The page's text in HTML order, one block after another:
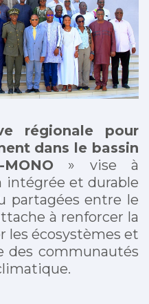
régionale pour
dans le bassin
» vise à
intégrée et durable
partagées entre le
à renforcer la
les écosystèmes et
des communautés